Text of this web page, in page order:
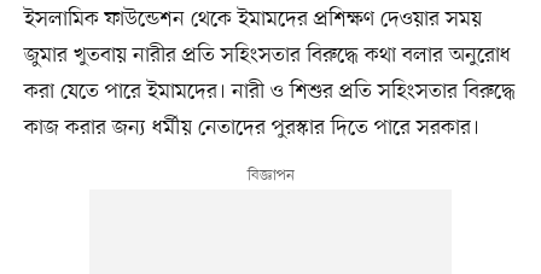
ইসলামিক ফাউন্ডেশন থেকে ইমামদের প্রশিক্ষণ দেওয়ার সময়
জুমার খুতবায় নারীর প্রতি সহিংসতার বিরুদ্ধে কথা বলার অনুরোধ
করা যেতে পারে ইমামদের। নারী ও শিশুর প্রতি সহিংসতার বিরুদ্ধে
কাজ করার জন্য ধর্মীয় নেতাদের পুরস্কার দিতে পারে সরকার।